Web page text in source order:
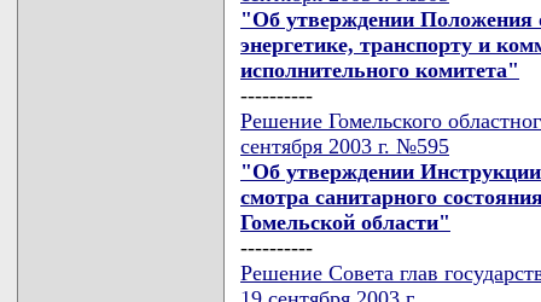
"Об утверждении Положения
энергетике, транспорту и
исполнительного комитета"
----------
Решение Гомельского
сентября 2003 г. №595
"Об утверждении Инструкции
смотра санитарного
Гомельской области"
----------
Решение Совета глав